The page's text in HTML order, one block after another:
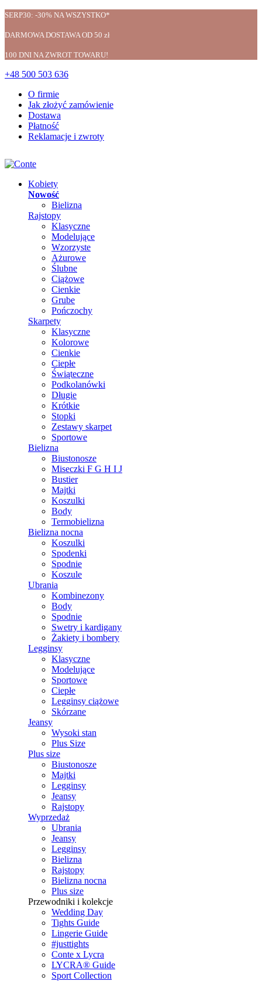
SERP30: -30% NA WSZYSTKO*
DARMOWA DOSTAWA OD 50 zł
100 DNI NA ZWROT TOWARU!
+48 500 503 636
O firmie
Jak złożyć zamówienie
Dostawa
Płatność
Reklamacje i zwroty
Kobiety
Nowość
Bielizna
Rajstopy
Klasyczne
Modelujące
Wzorzyste
Ażurowe
Ślubne
Ciążowe
Cienkie
Grube
Pończochy
Skarpety
Klasyczne
Kolorowe
Cienkie
Ciepłe
Świąteczne
Podkolanówki
Długie
Krótkie
Stopki
Zestawy skarpet
Sportowe
Bielizna
Biustonosze
Miseczki F G H I J
Bustier
Majtki
Koszulki
Body
Termobielizna
Bielizna nocna
Koszulki
Spodenki
Spodnie
Koszule
Ubrania
Kombinezony
Body
Spodnie
Swetry i kardigany
Żakiety i bombery
Legginsy
Klasyczne
Modelujące
Sportowe
Ciepłe
Legginsy ciążowe
Skórzane
Jeansy
Wysoki stan
Plus Size
Plus size
Biustonosze
Majtki
Legginsy
Jeansy
Rajstopy
Wyprzedaż
Ubrania
Jeansy
Legginsy
Bielizna
Rajstopy
Bielizna nocna
Plus size
Przewodniki i kolekcje
Wedding Day
Tights Guide
Lingerie Guide
#justtights
Conte x Lycra
LYCRA® Guide
Sport Сollection